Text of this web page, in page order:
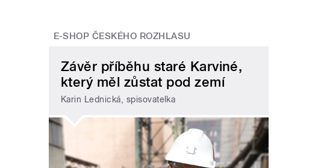
E-SHOP ČESKÉHO ROZHLASU
Závěr příběhu staré Karviné,
který měl zůstat pod zemí
Karin Lednická, spisovatelka